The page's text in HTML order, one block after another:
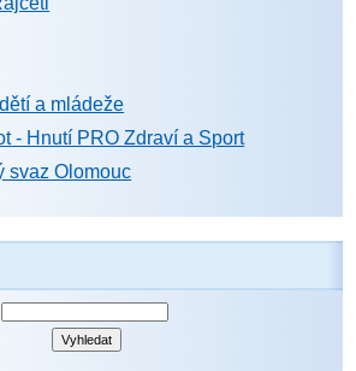
a mládeže
- Hnutí PRO Zdraví a Sport
svaz Olomouc